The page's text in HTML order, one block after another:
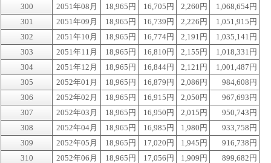
300
2051年08月 18,965円 16,705円 2,260円
1,068,654円
301
2051年09月 18,965円 16,739円 2,226円
1,051,915円
302
2051年10月 18,965円 16,774円 2,191円
1,035,141円
303
2051年11月 18,965円 16,810円 2,155円
1,018,331円
304
2051年12月 18,965円 16,844円 2,121円
1,001,487円
305
2052年01月 18,965円 16,879円 2,086円
984,608円
306
2052年02月 18,965円 16,915円 2,050円
967,693円
307
2052年03月 18,965円 16,950円 2,015円
950,743円
308
2052年04月 18,965円 16,985円 1,980円
933,758円
309
2052年05月 18,965円 17,020円 1,945円
916,738円
310
2052年06月 18,965円 17,056円 1,909円
899,682円